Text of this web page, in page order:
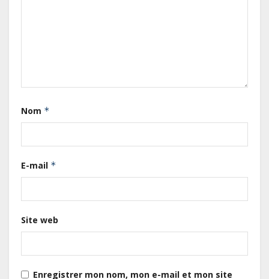
Nom *
E-mail *
Site web
Enregistrer mon nom, mon e-mail et mon site
sur les marchés internationaux
améliorer la performance des